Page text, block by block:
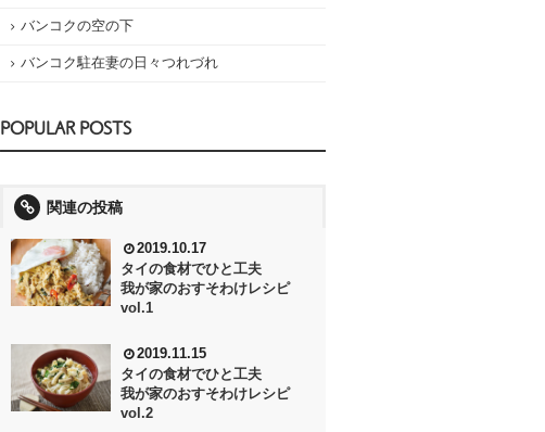
バンコクの空の下
バンコク駐在妻の日々つれづれ
POPULAR POSTS
関連の投稿
2019.10.17
タイの食材でひと工夫
我が家のおすそわけレシピ
vol.1
2019.11.15
タイの食材でひと工夫
我が家のおすそわけレシピ
vol.2